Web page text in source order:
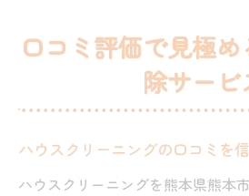
口コミ評価で見極
除サービ
ハウスクリーニングの口コミを
ハウスクリーニングを熊本県熊本